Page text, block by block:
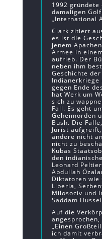
1992 gründete
damaligen
„International
Clark zitiert
es ist die
jenem
Armee in
aufrieb. Der
neben ihm
Geschichte
Indianerkriege
gegen Ende
hat Werk um
sich zu
Fall. Es geht
Geheimorden
Bush. Die
Jurist
andere nicht
nicht zu
Kubas
den
Leonard
Abdullah
Diktatoren wie
Liberia,
Milosociv und
Saddam
Auf die
„Einen
ich damit